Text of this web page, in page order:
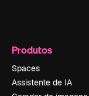
Produtos
Spaces
Assistente de IA